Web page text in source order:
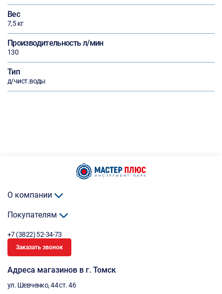
Вес
7,5 кг
Производительность л/мин
130
Тип
д/чист.воды
О компании
Покупателям
+7 (3822) 52-34-73
Заказать звонок
Адреса магазинов в г. Томск
ул. Шевченко, 44 ст. 46